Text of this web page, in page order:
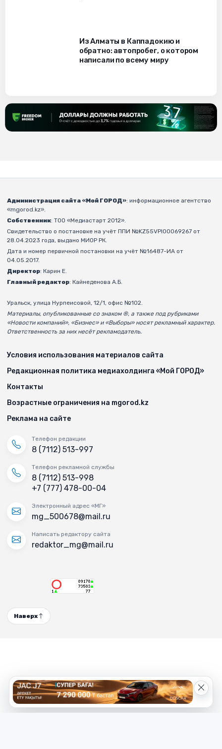
Из Алматы в Каппадокию и
обратно: автопробег, о котором
написали по всему миру
Администрация сайта «Мой ГОРОД»: информационное агентство
«mgorod.kz».
Собственник: ТОО «Медиастарт 2012».
Свидетельство о постановке на учёт ППИ №KZ55VPI00069267 от
28.04.2023 года, выдано МИОР РК.
Дата и номер первичной постановки на учёт №16487-ИА от
04.05.2017.
Директор: Карин Е.
Главный редактор: Кайнеденова А.Б.
Уральск, улица Нурпеисовой, 12/1, офис №102.
Материалы, опубликованные со знаком ®, а также под рубриками
«Новости компаний», «Бизнес» и «Выборы» носят рекламный характер.
Ответственность за них несёт рекламодатель.
Условия использования материалов сайта
Редакционная политика медиахолдинга «Мой ГОРОД»
Контакты
Возрастные ограничения на mgorod.kz
Реклама на сайте
Телефон редакции
8 (7112) 513-997
Телефон рекламной службы
8 (7112) 513-998
+7 (777) 478-00-04
Электронный адрес «МГ»
mg_500678@mail.ru
Написать редактору сайта
redaktor_mg@mail.ru
Наверх